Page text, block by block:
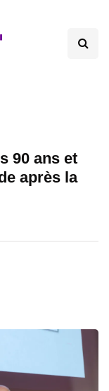
90 ans et
après la